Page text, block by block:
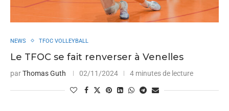
NEWS TFOC VOLLEYBALL
Le TFOC se fait renverser à Venelles
parThomas Guth 02/11/2024 4 minutes de lecture